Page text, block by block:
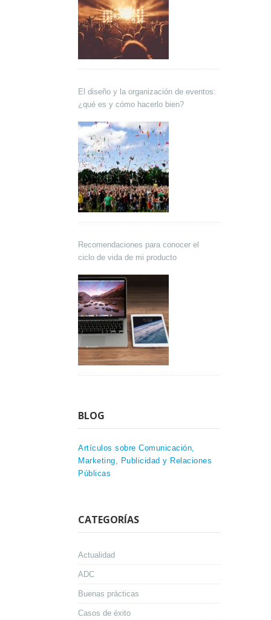
El diseño y la organización de eventos:
¿qué es y cómo hacerlo bien?
Recomendaciones para conocer el
ciclo de vida de mi producto
BLOG
Artículos sobre Comunicación,
Marketing, Publicidad y Relaciones
Públicas
CATEGORÍAS
Actualidad
ADC
Buenas prácticas
Casos de éxito